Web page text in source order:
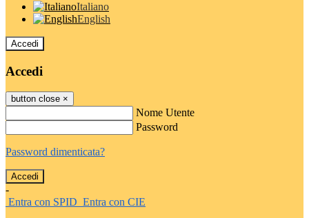
Italiano
English
Accedi
Accedi
button close ×
Nome Utente
Password
Password dimenticata?
-
Entra con SPID Entra con CIE